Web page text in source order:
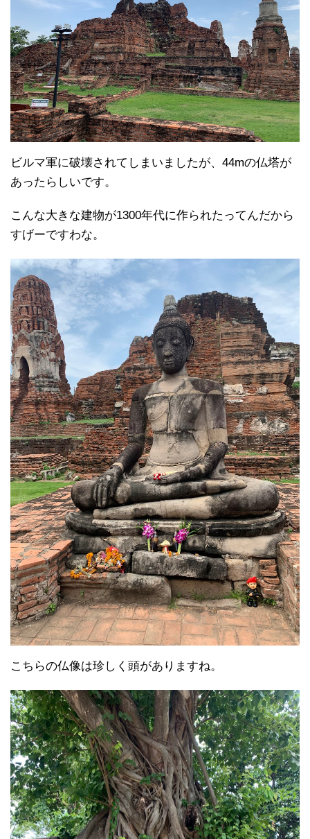
ビルマ軍に破壊されてしまいましたが、44mの仏塔が
あったらしいです。
こんな大きな建物が1300年代に作られたってんだから
すげーですわな。
こちらの仏像は珍しく頭がありますね。